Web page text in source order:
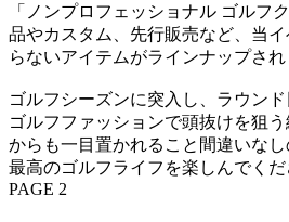
「ノンプロフェッショナル ゴルフ
品やカスタム、先行販売など、当
らないアイテムがラインナップされ
ゴルフシーズンに突入し、ラウンド
ゴルフファッションで頭抜けを狙
からも一目置かれること間違いなし
最高のゴルフライフを楽しんでくだ
PAGE 2